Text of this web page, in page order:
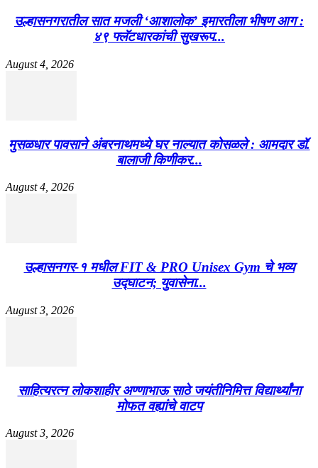
उल्हासनगरातील सात मजली ‘आशालोक’ इमारतीला भीषण आग :
४९ फ्लॅटधारकांची सुखरूप...
August 4, 2026
मुसळधार पावसाने अंबरनाथमध्ये घर नाल्यात कोसळले : आमदार डॉ.
बालाजी किणीकर...
August 4, 2026
उल्हासनगर-१ मधील FIT & PRO Unisex Gym चे भव्य
उद्घाटन; युवासेना...
August 3, 2026
साहित्यरत्न लोकशाहीर अण्णाभाऊ साठे जयंतीनिमित्त विद्यार्थ्यांना
मोफत वह्यांचे वाटप
August 3, 2026